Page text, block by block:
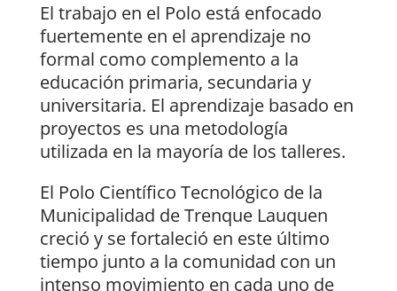
El trabajo en el Polo está enfocado
fuertemente en el aprendizaje no
formal como complemento a la
educación primaria, secundaria y
universitaria. El aprendizaje basado en
proyectos es una metodología
utilizada en la mayoría de los talleres.
El Polo Científico Tecnológico de la
Municipalidad de Trenque Lauquen
creció y se fortaleció en este último
tiempo junto a la comunidad con un
intenso movimiento en cada uno de